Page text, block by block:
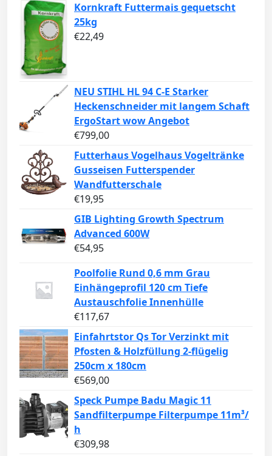
Kornkraft Futtermais gequetscht
25kg
€22,49
NEU STIHL HL 94 C-E Starker
Heckenschneider mit langem Schaft
ErgoStart wow Angebot
€799,00
Futterhaus Vogelhaus Vogeltränke
Gusseisen Futterspender
Wandfutterschale
€19,95
GIB Lighting Growth Spectrum
Advanced 600W
€54,95
Poolfolie Rund 0,6 mm Grau
Einhängeprofil 120 cm Tiefe
Austauschfolie Innenhülle
€117,67
Einfahrtstor Qs Tor Verzinkt mit
Pfosten & Holzfüllung 2-flügelig
250cm x 180cm
€569,00
Speck Pumpe Badu Magic 11
Sandfilterpumpe Filterpumpe 11m³/
h
€309,98